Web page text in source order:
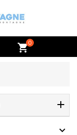
shopping_cart0